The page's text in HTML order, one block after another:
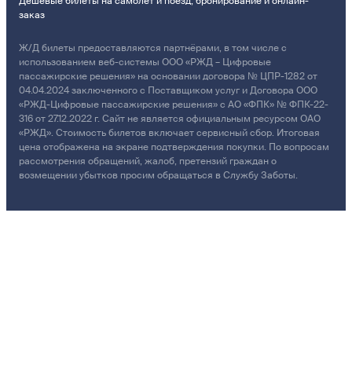
заказ
Ж/Д билеты предоставляются партнёрами, в том числе с
использованием веб-системы ООО «РЖД – Цифровые
пассажирские решения» на основании договора № ЦПР-1282 от
04.04.2024 заключенного с Поставщиком услуг и Договора ООО
«РЖД-Цифровые пассажирские решения» с АО «ФПК» № ФПК-22-
316 от 27.12.2022 г. Сайт не является официальным ресурсом ОАО
«РЖД». Стоимость билетов включает сервисный сбор. Итоговая
цена отображена на экране подтверждения покупки. По вопросам
рассмотрения обращений, жалоб, претензий граждан о
возмещении убытков просим обращаться в Службу Заботы.